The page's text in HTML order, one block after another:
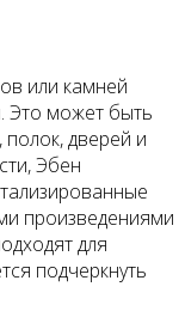
или камней
Это может быть
дверей и
Эбен
произведениями
для
подчеркнуть